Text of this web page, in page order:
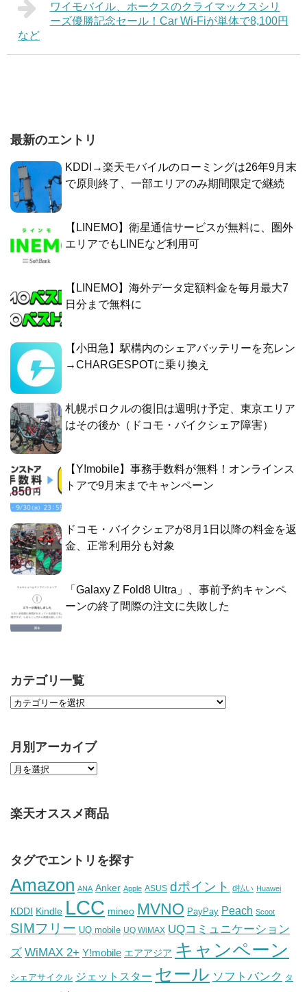
ワイモバイル、ホークスのクライマックスシリ
ーズ優勝記念セール！Car Wi-Fiが単体で8,100円
など
最新のエントリ
KDDI→楽天モバイルのローミングは26年9月末
で原則終了、一部エリアのみ期間限定で継続
【LINEMO】衛星通信サービスが無料に、圏外
エリアでもLINEなど利用可
【LINEMO】海外データ定額料金を毎月最大7
日分まで無料に
【小田急】駅構内のシェアバッテリーを充レン
→CHARGESPOTに乗り換え
札幌ポロクルの復旧は週明け予定、東京エリア
はその後か（ドコモ・バイクシェア障害）
【Y!mobile】事務手数料が無料！オンラインス
トアで9月末までキャンペーン
ドコモ・バイクシェアが8月1日以降の料金を返
金、正常利用分も対象
「Galaxy Z Fold8 Ultra」、事前予約キャンペ
ーンの終了間際の注文に失敗した
カテゴリ一覧
月別アーカイブ
楽天オススメ商品
タグでエントリを探す
Amazon ANA Anker Apple ASUS dポイント d払い Huawei
KDDI Kindle LCC mineo MVNO PayPay Peach Scoot
SIMフリー UQ mobile UQ WiMAX UQコミュニケーション
ズ WiMAX 2+ Y!mobile エアアジア キャンペーン
シェアサイクル ジェットスター セール ソフトバンク タ